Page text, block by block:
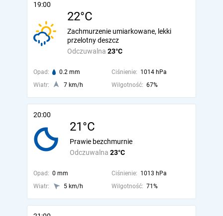
19:00
22°C
Odczuwalna 23°C
Zachmurzenie umiarkowane, lekki
przelotny deszcz
Opad: 0.2 mm Ciśnienie: 1014 hPa
Wiatr:
7 km/h Wilgotność: 67%
20:00
21°C
Odczuwalna 23°C
Prawie bezchmurnie
Opad: 0 mm Ciśnienie: 1013 hPa
Wiatr:
5 km/h Wilgotność: 71%